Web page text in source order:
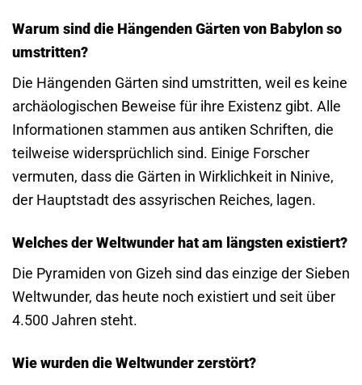
Warum sind die Hängenden Gärten von Babylon so
umstritten?
Die Hängenden Gärten sind umstritten, weil es keine
archäologischen Beweise für ihre Existenz gibt. Alle
Informationen stammen aus antiken Schriften, die
teilweise widersprüchlich sind. Einige Forscher
vermuten, dass die Gärten in Wirklichkeit in Ninive,
der Hauptstadt des assyrischen Reiches, lagen.
Welches der Weltwunder hat am längsten existiert?
Die Pyramiden von Gizeh sind das einzige der Sieben
Weltwunder, das heute noch existiert und seit über
4.500 Jahren steht.
Wie wurden die Weltwunder zerstört?